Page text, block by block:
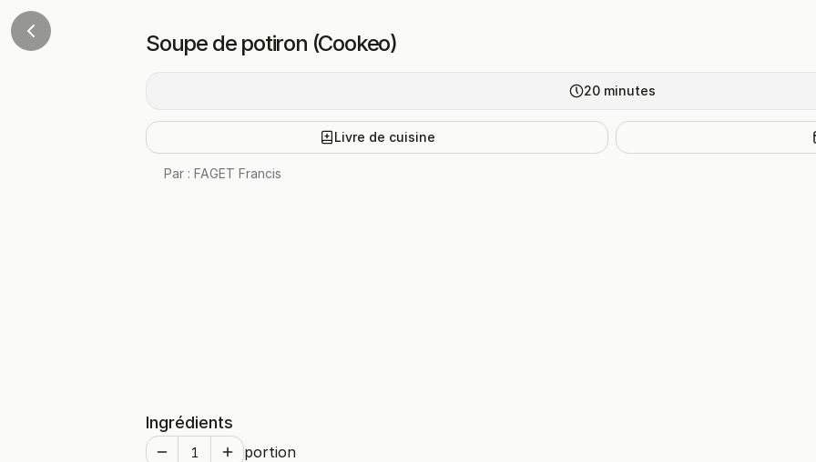
Soupe de potiron (Cookeo)
20 minutes
Livre de cuisine
Par : FAGET Francis
Ingrédients
portion